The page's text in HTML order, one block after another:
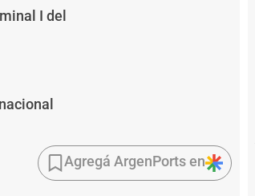
I del
Agregá ArgenPorts en